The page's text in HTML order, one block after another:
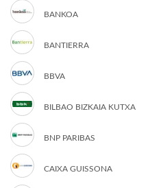
BANKOA
BANTIERRA
BBVA
BILBAO BIZKAIA KUTXA
BNP PARIBAS
CAIXA GUISSONA